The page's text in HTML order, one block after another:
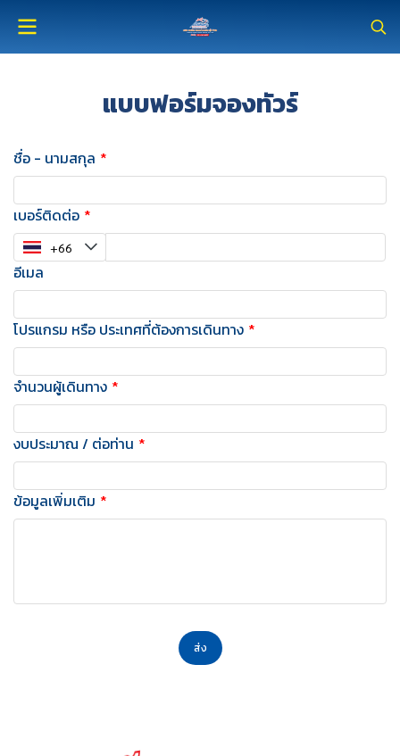
แบบฟอร์มจองทัวร์
ชื่อ - นามสกุล
เบอร์ติดต่อ
อีเมล
โปรแกรม หรือ ประเทศที่ต้องการเดินทาง
จำนวนผู้เดินทาง
งบประมาณ / ต่อท่าน
ข้อมูลเพิ่มเติม
ส่ง